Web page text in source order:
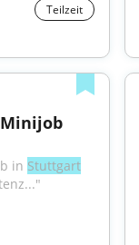
Teilzeit
in Stuttgart